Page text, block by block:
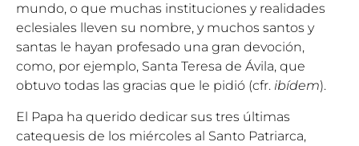
mundo, o que muchas instituciones y realidades
eclesiales lleven su nombre, y muchos santos y
santas le hayan profesado una gran devoción,
como, por ejemplo, Santa Teresa de Ávila, que
obtuvo todas las gracias que le pidió (cfr. ibídem).
El Papa ha querido dedicar sus tres últimas
catequesis de los miércoles al Santo Patriarca,